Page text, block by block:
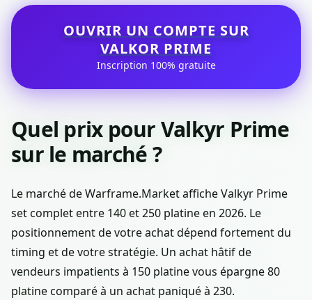
OUVRIR UN COMPTE SUR
VALKOR PRIME
Inscription 100% gratuite
Quel prix pour Valkyr Prime
sur le marché ?
Le marché de Warframe.Market affiche Valkyr Prime
set complet entre 140 et 250 platine en 2026. Le
positionnement de votre achat dépend fortement du
timing et de votre stratégie. Un achat hâtif de
vendeurs impatients à 150 platine vous épargne 80
platine comparé à un achat paniqué à 230.